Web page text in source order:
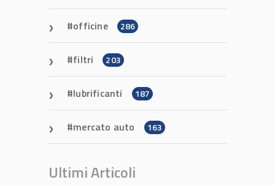
officine 286
filtri 203
lubrificanti 187
mercato auto 163
Ultimi Articoli